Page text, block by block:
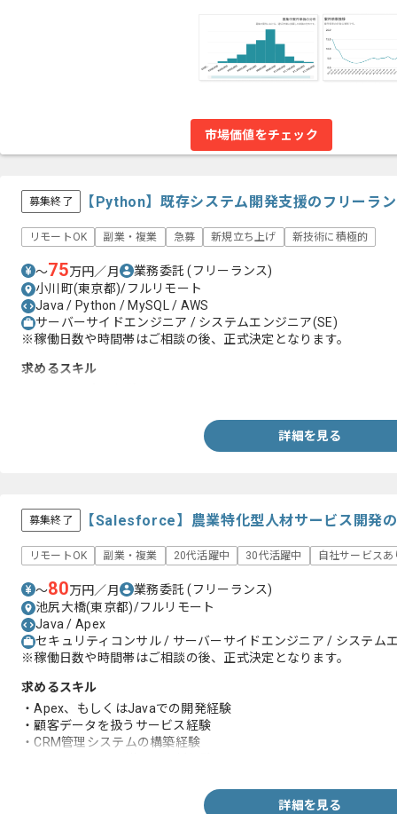
市場価値をチェック
募集終了 【Python】既存システム開発支援のフリーラ
リモートOK 副業・複業 急募 新規立ち上げ 新技術に積極的
〜75万円／月 業務委託(フリーランス)
小川町(東京都)/フルリモート
Java / Python / MySQL / AWS
サーバーサイドエンジニア / システムエンジニア(SE)
※稼働日数や時間帯はご相談の後、正式決定となります。
求めるスキル
詳細を見る
募集終了 【Salesforce】農業特化型人材サービス開発
リモートOK 副業・複業 20代活躍中 30代活躍中 自社サービスあ
〜80万円／月 業務委託(フリーランス)
池尻大橋(東京都)/フルリモート
Java / Apex
セキュリティコンサル / サーバーサイドエンジニア / システム
※稼働日数や時間帯はご相談の後、正式決定となります。
求めるスキル
・Apex、もしくはJavaでの開発経験
・顧客データを扱うサービス経験
・CRM管理システムの構築経験
詳細を見る